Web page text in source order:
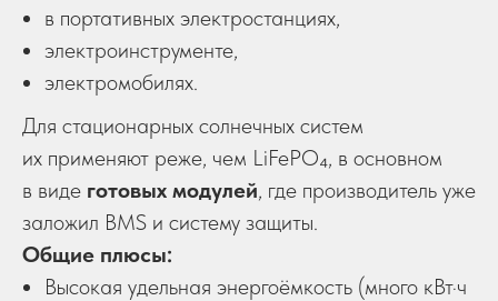
в портативных электростанциях,
электроинструменте,
электромобилях.
Для стационарных солнечных систем
их применяют реже, чем LiFePO₄, в основном
в виде готовых модулей, где производитель уже
заложил BMS и систему защиты.
Общие плюсы:
Высокая удельная энергоёмкость (много кВт·ч